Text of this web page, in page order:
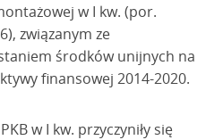
w I kw. (por.
związanym ze
środków unijnych na
finansowej 2014-2020.
w I kw. przyczyniły się